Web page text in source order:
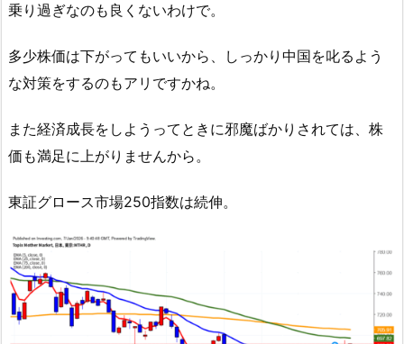
乗り過ぎなのも良くないわけで。
多少株価は下がってもいいから、しっかり中国を叱るよう
な対策をするのもアリですかね。
また経済成長をしようってときに邪魔ばかりされては、株
価も満足に上がりませんから。
東証グロース市場250指数は続伸。